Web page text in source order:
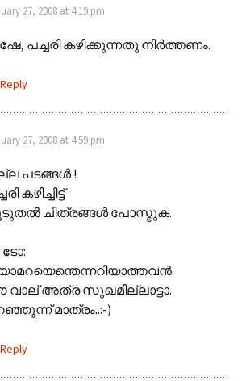
27, 2008 at 4:19 pm
പച്ചരി കഴിക്കുന്നതു നിര്‍ത്തണം.
Reply
27, 2008 at 4:59 pm
പടങ്ങള്‍ !
കഴിച്ചിട്ട്
ചിത്രങ്ങള്‍ പോസ്ടുക.
അത്ര സുഖമില്ലാട്ടാ..
മാത്രം..:-)
Reply